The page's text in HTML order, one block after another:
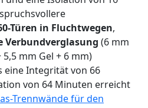
Türen in Fluchtwegen,
Verbundverglasung (6 mm
mm Gel + 6 mm)
eine Integrität von 66
von 64 Minuten erreicht
Trennwände für den